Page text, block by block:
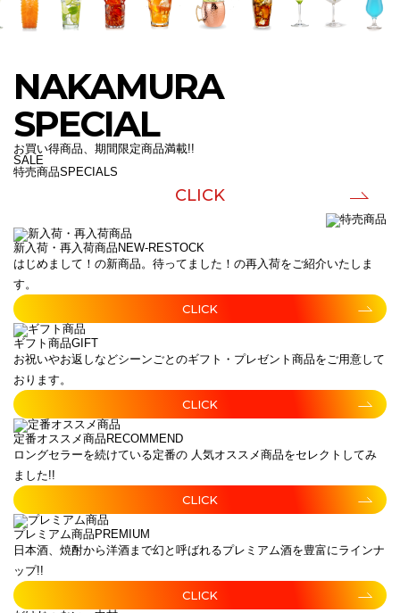
NAKAMURA
SPECIAL
お買い得商品、期間限定商品満載!!
SALE
特売商品SPECIALS
CLICK
新入荷・再入荷商品 NEW-RESTOCK
はじめまして！の新商品。待ってました！の再入荷をご紹介いたしま
す。
CLICK
ギフト商品GIFT
お祝いやお返しなどシーンごとのギフト・プレゼント商品をご用意して
おります。
CLICK
定番オススメ商品 RECOMMEND
ロングセラーを続けている定番の 人気オススメ商品をセレクトしてみ
ました!!
CLICK
プレミアム商品 PREMIUM
日本酒、焼酎から洋酒まで幻と呼ばれるプレミアム酒を豊富にラインナ
ップ!!
CLICK